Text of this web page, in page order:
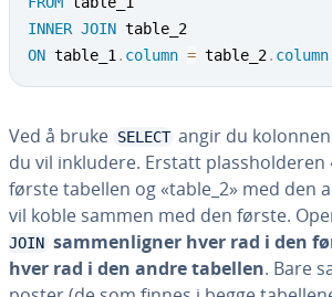
INNER JOIN
ON table_1 . column = table_2. column
Ved å bruke SELECT angir du
du vil inkludere. Erstatt plassholderen
første tabellen og «table_2» med den
vil koble sammen med den første.
JOIN sammenligner hver rad i den
hver rad i den andre tabellen. Bare